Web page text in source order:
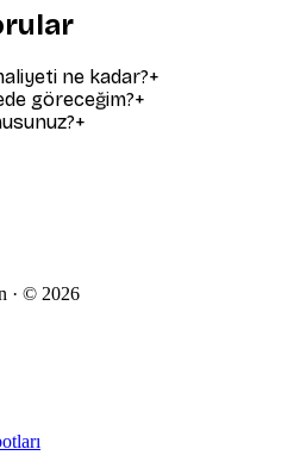
ne kadar?+
göreceğim?+
+
· © 2026